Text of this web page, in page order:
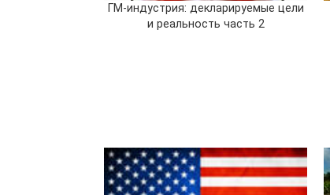
ГМ-индустрия: декларируемые цели
и реальность часть 2